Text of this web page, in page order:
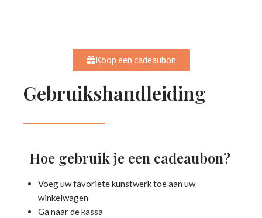
Koop een cadeaubon
Gebruikshandleiding
Hoe gebruik je een cadeaubon?
Voeg uw favoriete kunstwerk toe aan uw
winkelwagen
Ga naar de kassa